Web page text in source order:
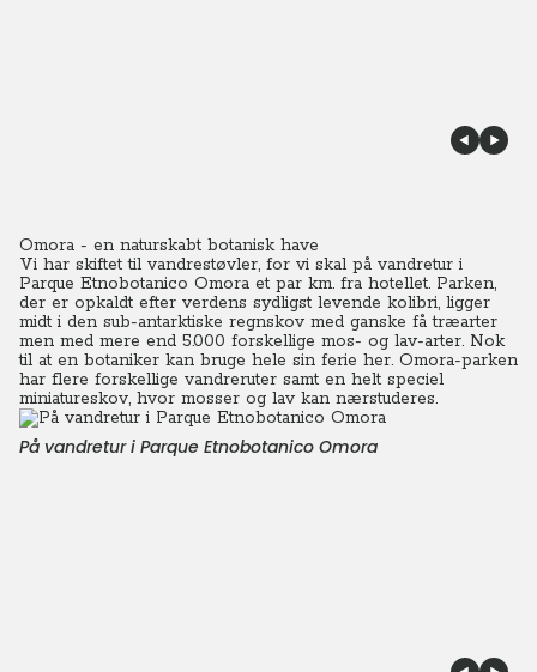
Omora - en naturskabt botanisk have
Vi har skiftet til vandrestøvler, for vi skal på vandretur i
Parque Etnobotanico Omora et par km. fra hotellet. Parken,
der er opkaldt efter verdens sydligst levende kolibri, ligger
midt i den sub-antarktiske regnskov med ganske få træarter
men med mere end 5.000 forskellige mos- og lav-arter. Nok
til at en botaniker kan bruge hele sin ferie her. Omora-parken
har flere forskellige vandreruter samt en helt speciel
miniatureskov, hvor mosser og lav kan nærstuderes.
På vandretur i Parque Etnobotanico Omora